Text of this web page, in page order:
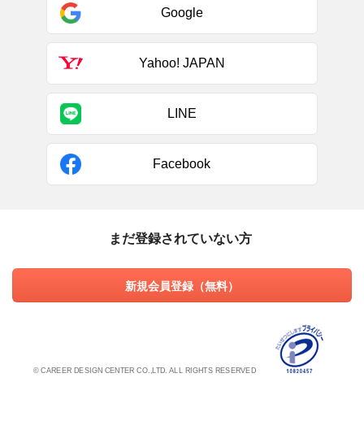
Google
Yahoo! JAPAN
LINE
Facebook
まだ登録されていない方
新規会員登録（無料）
© CAREER DESIGN CENTER CO.,LTD. ALL RIGHTS RESERVED